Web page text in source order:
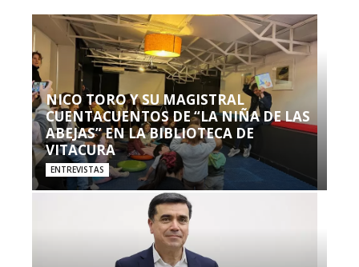
NICO TORO Y SU MAGISTRAL
CUENTACUENTOS DE “LA NIÑA DE LAS
ABEJAS” EN LA BIBLIOTECA DE
VITACURA
ENTREVISTAS